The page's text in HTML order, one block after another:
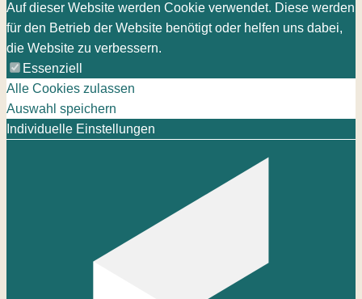
Auf dieser Website werden Cookie verwendet. Diese werden
für den Betrieb der Website benötigt oder helfen uns dabei,
die Website zu verbessern.
Essenziell
Alle Cookies zulassen
Auswahl speichern
Individuelle Einstellungen